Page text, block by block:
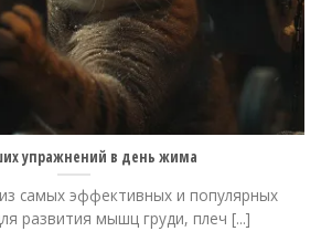
упражнений в день жима
самых эффективных и популярных
развития мышц груди, плеч [...]